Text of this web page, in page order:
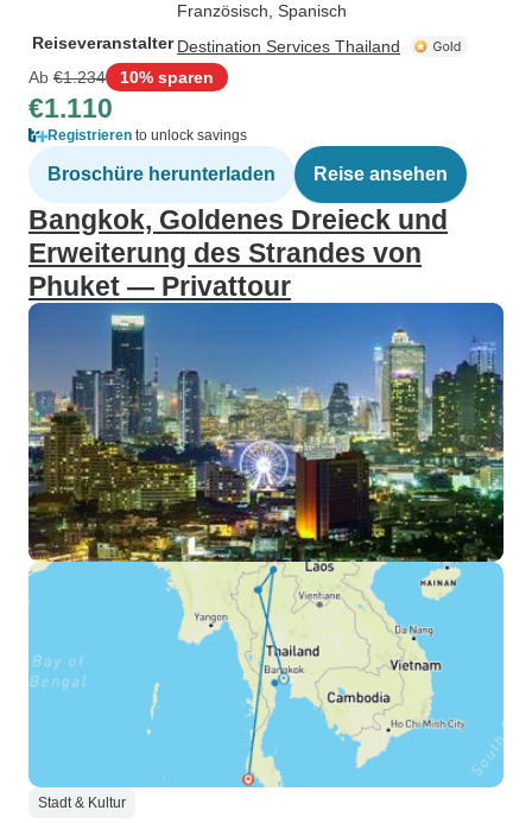
Französisch, Spanisch
Reiseveranstalter Destination Services Thailand
Ab €1.234 10% sparen
€1.110
Registrieren to unlock savings
Broschüre herunterladen Reise ansehen
Bangkok, Goldenes Dreieck und
Erweiterung des Strandes von
Phuket — Privattour
Stadt & Kultur